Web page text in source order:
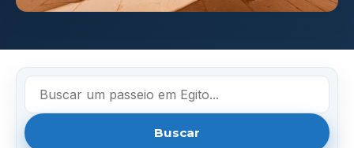
Buscar